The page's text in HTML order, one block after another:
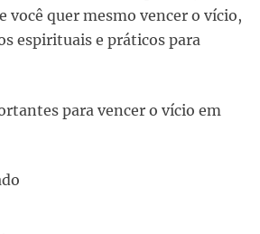
você quer mesmo vencer o vício,
espirituais e práticos para
para vencer o vício em